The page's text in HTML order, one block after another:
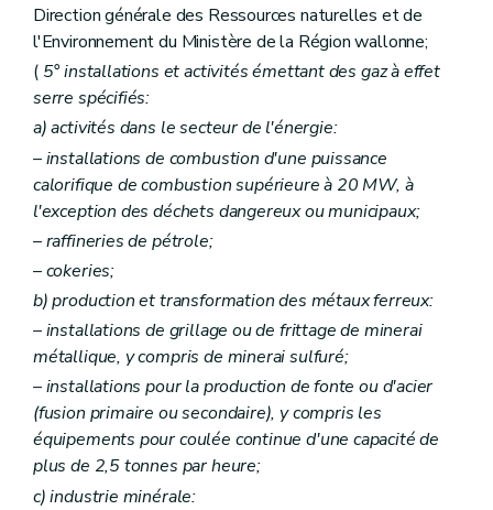
Art. 185
Art. 186
Art. 187
Art. 188
Art. 189
Art. 190
Art. 191
Art. 192
Art. 193
Art. 194
Art. 195
Art. 196
Art. 197
Art. 198
Art. 199
Art. 200
Art. 201
Art. 202
Art. 203
Art. 204
Art. 205
Art. 206
Art. 207
Art. 208
Direction générale des Ressources naturelles et de
l'Environnement du Ministère de la Région wallonne;
( 5° installations et activités émettant des gaz à effet
serre spécifiés:
a) activités dans le secteur de l'énergie:
– installations de combustion d'une puissance
calorifique de combustion supérieure à 20 MW, à
l'exception des déchets dangereux ou municipaux;
– raffineries de pétrole;
– cokeries;
b) production et transformation des métaux ferreux:
– installations de grillage ou de frittage de minerai
métallique, y compris de minerai sulfuré;
– installations pour la production de fonte ou d'acier
(fusion primaire ou secondaire), y compris les
équipements pour coulée continue d'une capacité de
plus de 2,5 tonnes par heure;
c) industrie minérale: